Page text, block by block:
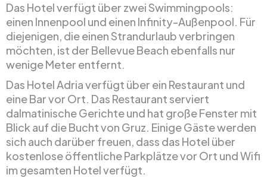
Das Hotel verfügt über zwei Swimmingpools:
einen Innenpool und einen Infinity-Außenpool. Für
diejenigen, die einen Strandurlaub verbringen
möchten, ist der Bellevue Beach ebenfalls nur
wenige Meter entfernt.
Das Hotel Adria verfügt über ein Restaurant und
eine Bar vor Ort. Das Restaurant serviert
dalmatinische Gerichte und hat große Fenster mit
Blick auf die Bucht von Gruz. Einige Gäste werden
sich auch darüber freuen, dass das Hotel über
kostenlose öffentliche Parkplätze vor Ort und Wifi
im gesamten Hotel verfügt.